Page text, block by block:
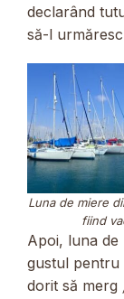
declarând
să-l
Luna de miere
fiind
Apoi, luna de
gustul pentru
dorit să merg